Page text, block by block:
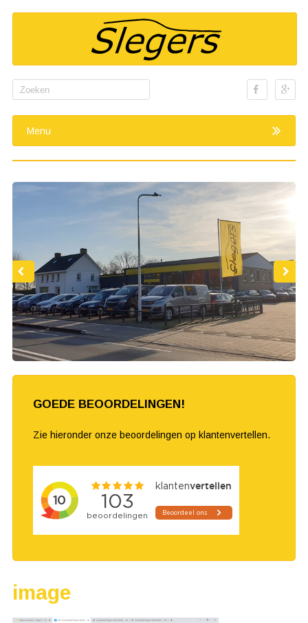
Search
Menu
GOEDE BEOORDELINGEN!
Zie hieronder onze beoordelingen op klantenvertellen.
image